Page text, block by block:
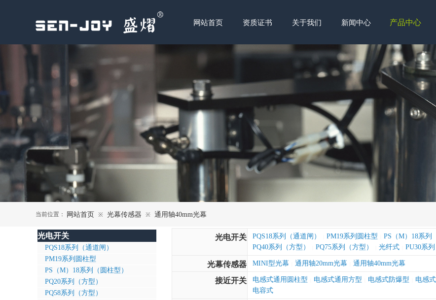
当前位置： 网站首页 ※ 光幕传感器 ※ 通用轴40mm光幕
光电开关 PQS18系列（通道闸） PM19系列圆柱型 PS（M）18系列
PQ40系列（方型） PQ75系列（方型） 光纤式 PU30系列
光幕传感器 MINI型光幕 通用轴20mm光幕 通用轴40mm光幕
接近开关 电感式通用圆柱型 电感式通用方型 电感式防爆型 电感
电容式
光电开关
PQS18系列（通道闸）
PM19系列圆柱型
PS（M）18系列（圆柱型）
PQ20系列（方型）
PQ58系列（方型）
网站首页 资质证书 关于我们 新闻中心 产品中心